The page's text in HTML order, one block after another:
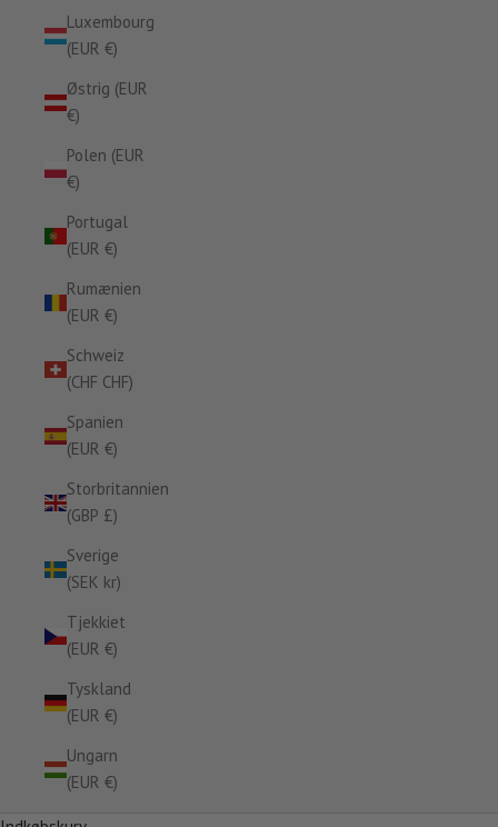
Luxembourg
(EUR €)
Østrig (EUR
€)
Polen (EUR
€)
Portugal
(EUR €)
Rumænien
(EUR €)
Schweiz
(CHF CHF)
Spanien
(EUR €)
Storbritannien
(GBP £)
Sverige
(SEK kr)
Tjekkiet
(EUR €)
Tyskland
(EUR €)
Ungarn
(EUR €)